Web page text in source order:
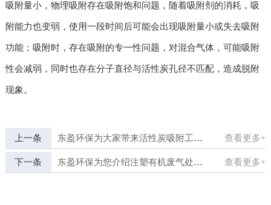
吸附量小，物理吸附存在吸附饱和问题，随着吸附剂的消耗，吸
附能力也变弱，使用一段时间后可能会出现吸附量小或失去吸附
功能；吸附时，存在吸附的专一性问题，对混合气体，可能吸附
性会减弱，同时也存在分子直径与活性炭孔径不匹配，造成脱附
现象。
上一条 东盈环保为大家带来活性炭吸附工艺与生物吸收 查看更多+
下一条 东盈环保为您介绍注塑有机废气处理方法 查看更多+